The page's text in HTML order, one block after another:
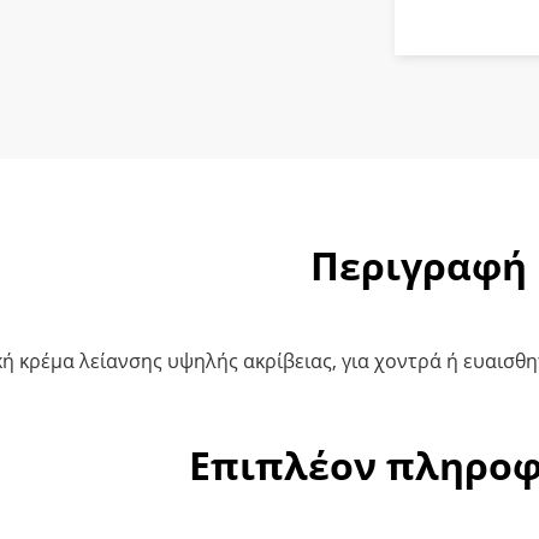
Περιγραφή
κρέμα λείανσης υψηλής ακρίβειας, για χοντρά ή
Επιπλέον